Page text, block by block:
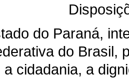
do Paraná,
do Brasil,
cidadania, a